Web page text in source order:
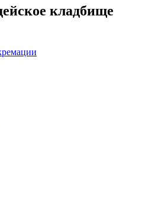
кладбище